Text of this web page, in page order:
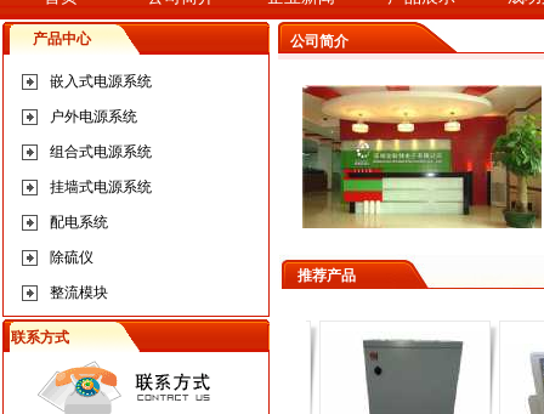
产品中心
嵌入式电源系统
户外电源系统
组合式电源系统
挂墙式电源系统
配电系统
除硫仪
整流模块
联系方式
公司简介
推荐产品